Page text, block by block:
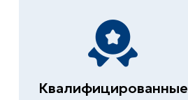
Квалифицированные